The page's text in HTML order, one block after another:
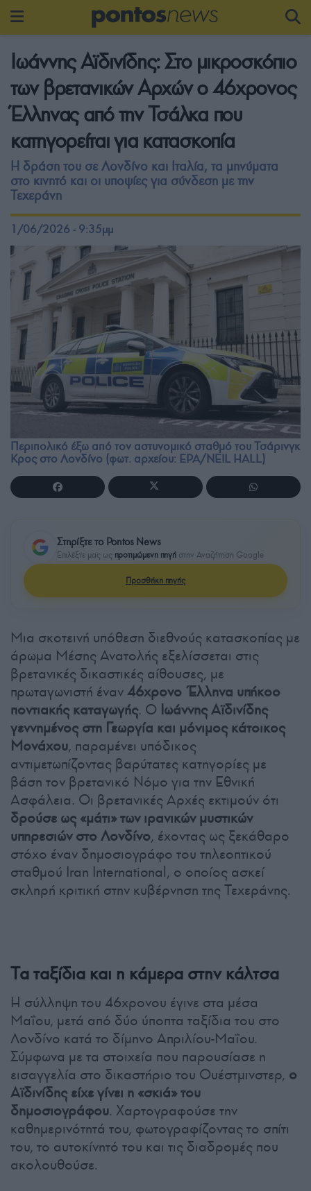
Ιωάννης Αϊδινίδης: Στο μικροσκόπιο
των βρετανικών Αρχών ο 46χρονος
Έλληνας από την Τσάλκα που
κατηγορείται για κατασκοπία
Η δράση του σε Λονδίνο και Ιταλία, τα μηνύματα
στο κινητό και οι υποψίες για σύνδεση με την
Τεχεράνη
1/06/2026 - 9:35μμ
Περιπολικό έξω από τον αστυνομικό σταθμό του Τσάρινγκ
Κρος στο Λονδίνο (φωτ. αρχείου: EPA/NEIL HALL)
Στηρίξτε το Pontos News
Επιλέξτε μας ως προτιμώμενη πηγή στην Αναζήτηση Google
Προσθήκη πηγής
Μια σκοτεινή υπόθεση διεθνούς κατασκοπίας με
άρωμα Μέσης Ανατολής εξελίσσεται στις
βρετανικές δικαστικές αίθουσες, με
πρωταγωνιστή έναν46χρονο Έλληνα υπήκοο
ποντιακής καταγωγής. Ο Ιωάννης Αϊδινίδης
γεννημένος στη Γεωργία και μόνιμος κάτοικος
Μονάχου, παραμένει υπόδικος
αντιμετωπίζοντας βαρύτατες κατηγορίες με
βάση τον βρετανικό Νόμο για την Εθνική
Ασφάλεια. Οι βρετανικές Αρχές εκτιμούν ότι
δρούσε ως «μάτι» των ιρανικών μυστικών
υπηρεσιών στο Λονδίνο, έχοντας ως ξεκάθαρο
στόχο έναν δημοσιογράφο του τηλεοπτικού
σταθμού Iran International, ο οποίος ασκεί
σκληρή κριτική στην κυβέρνηση της Τεχεράνης.
Τα ταξίδια και η κάμερα στην κάλτσα
Η σύλληψη του 46χρονου έγινε στα μέσα
Μαΐου, μετά από δύο ύποπτα ταξίδια του στο
Λονδίνο κατά το δίμηνο Απριλίου-Μαΐου.
Σύμφωνα με τα στοιχεία που παρουσίασε η
εισαγγελία στο δικαστήριο του Ουέστμινστερ, ο
Αϊδινίδης είχε γίνει η «σκιά» του
δημοσιογράφου. Χαρτογραφούσε την
καθημερινότητά του, φωτογραφίζοντας το σπίτι
του, το αυτοκίνητό του και τις διαδρομές που
ακολουθούσε.